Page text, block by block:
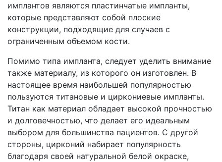
имплантов являются пластинчатые импланты,
которые представляют собой плоские
конструкции, подходящие для случаев с
ограниченным объемом кости.
Помимо типа импланта, следует уделить внимание
также материалу, из которого он изготовлен. В
настоящее время наибольшей популярностью
пользуются титановые и циркониевые импланты.
Титан как материал обладает высокой прочностью
и долговечностью, что делает его идеальным
выбором для большинства пациентов. С другой
стороны, цирконий набирает популярность
благодаря своей натуральной белой окраске,